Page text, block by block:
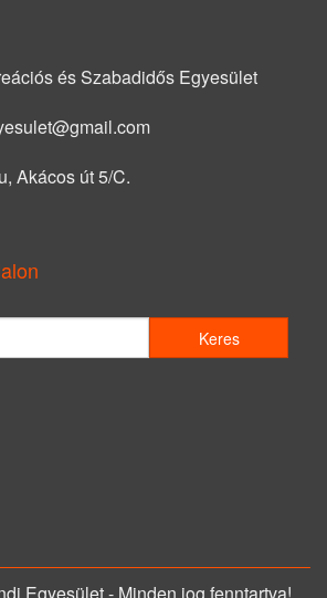
és Szabadidős Egyesület
Akácos út 5/C.